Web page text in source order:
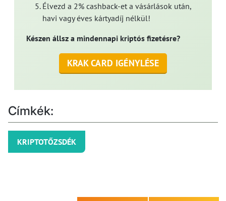
Élvezd a 2% cashback-et a vásárlások után,
havi vagy éves kártyadíj nélkül!
Készen állsz a mindennapi kriptós fizetésre?
KRAK CARD IGÉNYLÉSE
Címkék:
KRIPTOTŐZSDÉK